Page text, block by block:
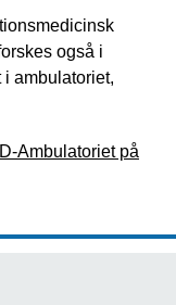
også i
ambulatoriet,
Ambulatoriet på